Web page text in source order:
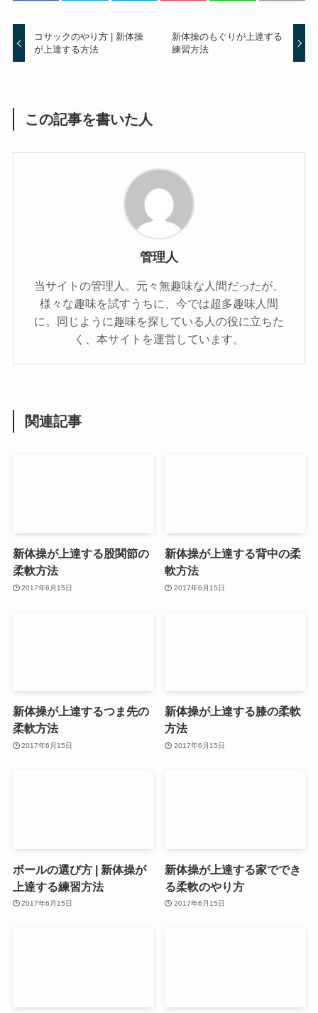
コサックのやり方 | 新体操
が上達する方法
新体操のもぐりが上達する
練習方法
この記事を書いた人
管理人
当サイトの管理人。元々無趣味な人間だったが、
様々な趣味を試すうちに、今では超多趣味人間
に。同じように趣味を探している人の役に立ちた
く、本サイトを運営しています。
関連記事
新体操が上達する股関節の
柔軟方法
2017年6月15日
新体操が上達する背中の柔
軟方法
2017年6月15日
新体操が上達するつま先の
柔軟方法
2017年6月15日
新体操が上達する膝の柔軟
方法
2017年6月15日
ボールの選び方 | 新体操が
上達する練習方法
2017年6月15日
新体操が上達する家ででき
る柔軟のやり方
2017年6月15日